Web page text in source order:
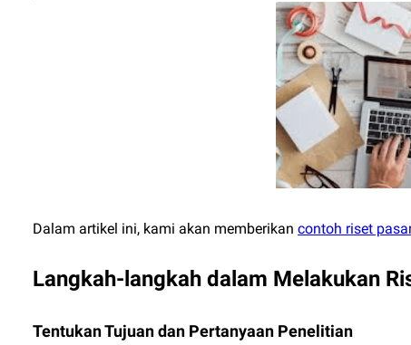
Dalam artikel ini, kami akan memberikan contoh riset
Langkah-langkah dalam Melakukan
Tentukan Tujuan dan Pertanyaan Penelitian